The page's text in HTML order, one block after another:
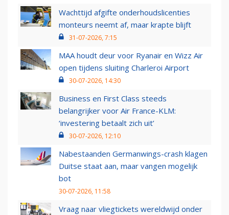
Wachttijd afgifte onderhoudslicenties
monteurs neemt af, maar krapte blijft
31-07-2026, 7:15
MAA houdt deur voor Ryanair en Wizz Air
open tijdens sluiting Charleroi Airport
30-07-2026, 14:30
Business en First Class steeds
belangrijker voor Air France-KLM:
‘investering betaalt zich uit’
30-07-2026, 12:10
Nabestaanden Germanwings-crash klagen
Duitse staat aan, maar vangen mogelijk
bot
30-07-2026, 11:58
Vraag naar vliegtickets wereldwijd onder